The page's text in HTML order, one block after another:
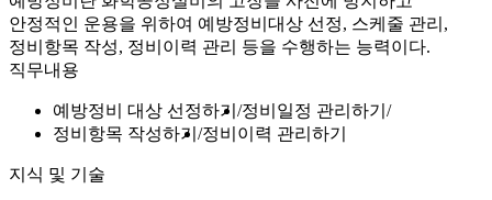
안정적인 운용을 위하여 예방정비대상 선정, 스케줄 관리,
정비항목 작성, 정비이력 관리 등을 수행하는 능력이다.
직무내용
예방정비 대상 선정하기
정비일정 관리하기
정비항목 작성하기
정비이력 관리하기
지식 및 기술